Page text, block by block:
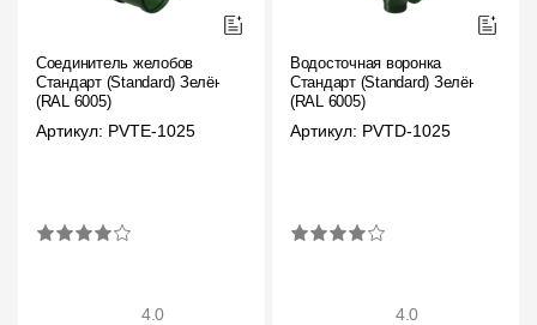
Соединитель желобов
Стандарт (Standard) Зелёный,
(RAL 6005)
Артикул: PVTE-1025
4.0
Водосточная воронка
Стандарт (Standard) Зелёный,
(RAL 6005)
Артикул: PVTD-1025
4.0